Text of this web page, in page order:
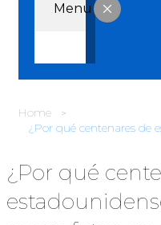
Menu
Home
¿Por qué